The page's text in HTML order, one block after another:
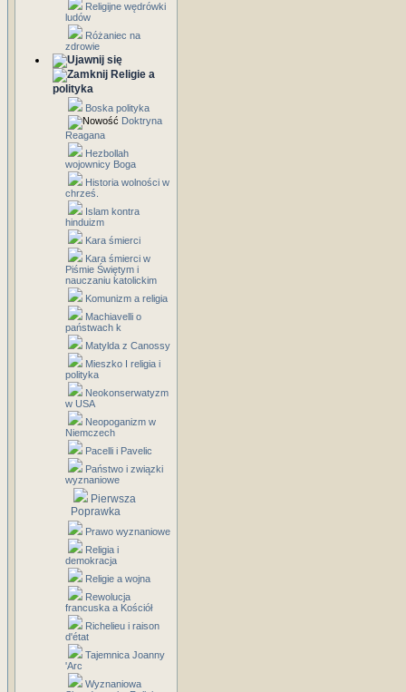
Religijne wędrówki
ludów
Różaniec na
zdrowie
Religie a
polityka
Boska polityka
Doktryna
Reagana
Hezbollah
wojownicy Boga
Historia wolności w
chrześ.
Islam kontra
hinduizm
Kara śmierci
Kara śmierci w
Piśmie Świętym i
nauczaniu katolickim
Komunizm a religia
Machiavelli o
państwach k
Matylda z Canossy
Mieszko I religia i
polityka
Neokonserwatyzm
w USA
Neopoganizm w
Niemczech
Pacelli i Pavelic
Państwo i związki
wyznaniowe
Pierwsza
Poprawka
Prawo wyznaniowe
Religia i
demokracja
Religie a wojna
Rewolucja
francuska a Kościół
Richelieu i raison
d'état
Tajemnica Joanny
'Arc
Wyznaniowa